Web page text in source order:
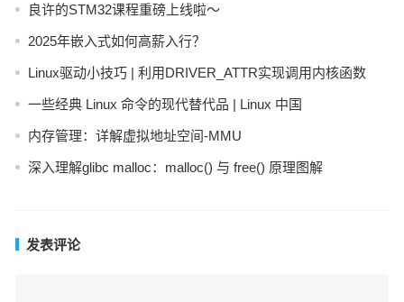
良许的STM32课程重磅上线啦～
2025年嵌入式如何高薪入行？
Linux驱动小技巧 | 利用DRIVER_ATTR实现调用内核函数
一些经典 Linux 命令的现代替代品 | Linux 中国
内存管理：详解虚拟地址空间-MMU
深入理解glibc malloc：malloc() 与 free() 原理图解
发表评论